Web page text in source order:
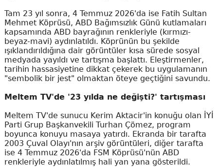
Tam 23 yıl sonra, 4 Temmuz 2026'da ise Fatih Sultan
Mehmet Köprüsü, ABD Bağımsızlık Günü kutlamaları
kapsamında ABD bayrağının renkleriyle (kırmızı-
beyaz-mavi) aydınlatıldı. Köprünün bu şekilde
ışıklandırıldığına dair görüntüler kısa sürede sosyal
medyada yayıldı ve tartışma başlattı. Eleştirmenler,
tarihin hassasiyetine dikkat çekerek bu uygulamanın
"sembolik bir jest" olmaktan öteye geçtiğini savundu.
Meltem TV'de '23 yılda ne değişti?' tartışması
Meltem TV'de sunucu Kerim Aktacir'in konuğu olan İYİ
Parti Grup Başkanvekili Turhan Çömez, program
boyunca konuyu masaya yatırdı. Ekranda bir tarafta
2003 Çuval Olayı'nın arşiv görüntüleri, diğer tarafta
ise 4 Temmuz 2026'da FSM Köprüsü'nün ABD
renkleriyle aydınlatılmış hali yan yana gösterildi.